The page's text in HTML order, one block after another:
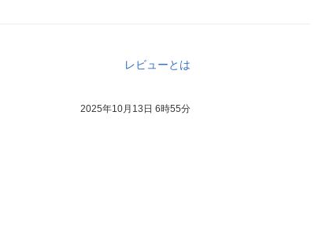
レビューとは
2025年10月13日 6時55分